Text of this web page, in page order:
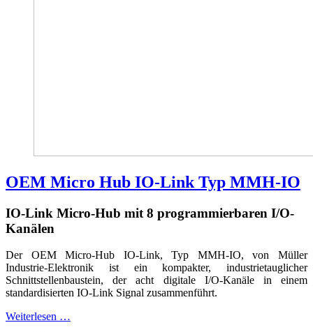
OEM Micro Hub IO-Link Typ MMH-IO
IO-Link Micro-Hub mit 8 programmierbaren I/O-
Kanälen
Der OEM Micro-Hub IO-Link, Typ MMH-IO, von Müller
Industrie-Elektronik ist ein kompakter, industrietauglicher
Schnittstellenbaustein, der acht digitale I/O-Kanäle in einem
standardisierten IO-Link Signal zusammenführt.
Weiterlesen …